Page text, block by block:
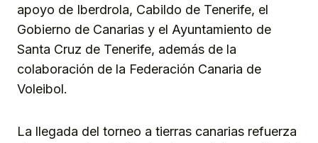
apoyo de Iberdrola, Cabildo de Tenerife, el
Gobierno de Canarias y el Ayuntamiento de
Santa Cruz de Tenerife, además de la
colaboración de la Federación Canaria de
Voleibol.
La llegada del torneo a tierras canarias refuerza